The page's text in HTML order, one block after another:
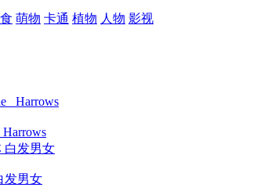
萌物 卡通 植物 人物 影视
Harrows
发男女